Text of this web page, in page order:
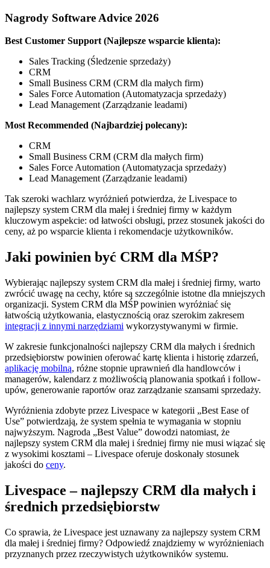
Nagrody Software Advice 2026
Best Customer Support (Najlepsze wsparcie klienta):
Sales Tracking (Śledzenie sprzedaży)
CRM
Small Business CRM (CRM dla małych firm)
Sales Force Automation (Automatyzacja sprzedaży)
Lead Management (Zarządzanie leadami)
Most Recommended (Najbardziej polecany):
CRM
Small Business CRM (CRM dla małych firm)
Sales Force Automation (Automatyzacja sprzedaży)
Lead Management (Zarządzanie leadami)
Tak szeroki wachlarz wyróżnień potwierdza, że Livespace to
najlepszy system CRM dla małej i średniej firmy w każdym
kluczowym aspekcie: od łatwości obsługi, przez stosunek jakości do
ceny, aż po wsparcie klienta i rekomendacje użytkowników.
Jaki powinien być CRM dla MŚP?
Wybierając najlepszy system CRM dla małej i średniej firmy, warto
zwrócić uwagę na cechy, które są szczególnie istotne dla mniejszych
organizacji. System CRM dla MŚP powinien wyróżniać się
łatwością użytkowania, elastycznością oraz szerokim zakresem
integracji z innymi narzędziami wykorzystywanymi w firmie.
W zakresie funkcjonalności najlepszy CRM dla małych i średnich
przedsiębiorstw powinien oferować kartę klienta i historię zdarzeń,
aplikację mobilną, różne stopnie uprawnień dla handlowców i
managerów, kalendarz z możliwością planowania spotkań i follow-
upów, generowanie raportów oraz zarządzanie szansami sprzedaży.
Wyróżnienia zdobyte przez Livespace w kategorii „Best Ease of
Use” potwierdzają, że system spełnia te wymagania w stopniu
najwyższym. Nagroda „Best Value” dowodzi natomiast, że
najlepszy system CRM dla małej i średniej firmy nie musi wiązać się
z wysokimi kosztami – Livespace oferuje doskonały stosunek
jakości do ceny.
Livespace – najlepszy CRM dla małych i
średnich przedsiębiorstw
Co sprawia, że Livespace jest uznawany za najlepszy system CRM
dla małej i średniej firmy? Odpowiedź znajdziemy w wyróżnieniach
przyznanych przez rzeczywistych użytkowników systemu.